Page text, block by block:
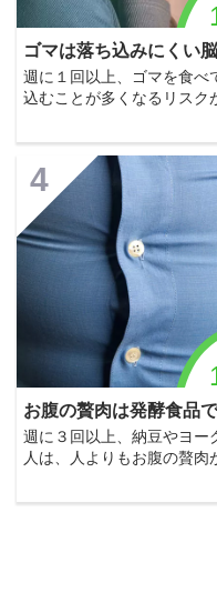
ゴマは落ち込みにくい
週に１回以上、ゴマを食べ
込むことが多くなるリスク
4
お腹の贅肉は発酵食品
週に３回以上、納豆やヨー
人は、人よりもお腹の贅